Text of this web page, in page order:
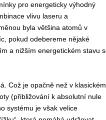
pro energeticky výhodný
vlivu laseru a
byla většina atomů v
pokud odebereme nějaké
a nižším energetickém stavu
Což je opačně než v klasickém
(přibližování k absolutní nule
systému je však velice